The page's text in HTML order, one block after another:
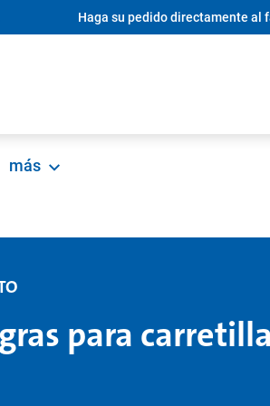
Haga su pedido directamente al
más
para